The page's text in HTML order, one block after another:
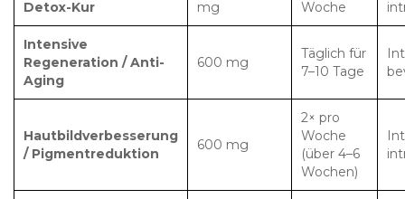
Detox-Kur mg Woche
Intensive
Regeneration / Anti-
Aging
600 mg
Täglich für
7–10 Tage
Hautbildverbesserung
/ Pigmentreduktion
600 mg
2× pro
Woche
(über 4–6
Wochen)